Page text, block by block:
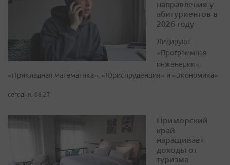
направления у
абитуриентов в
2026 году
Лидируют
«Программная
инженерия»,
«Прикладная математика», «Юриспруденция» и «Экономика»
сегодня, 08:27
Приморский
край
наращивает
доходы от
туризма